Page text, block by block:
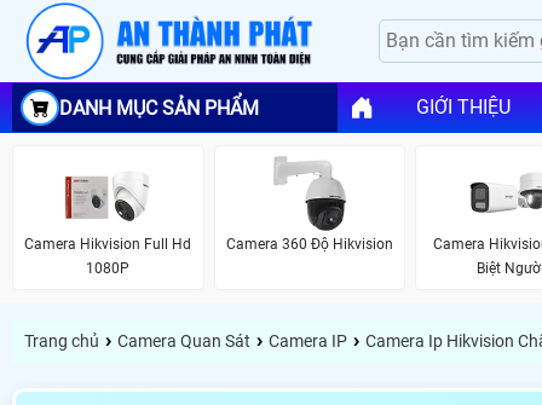
DANH MỤC SẢN PHẨM GIỚI THIỆU
Camera Hikvision Full Hd
1080P
Camera 360 Độ Hikvision
Camera
Biệt Người
Trang chủ › Camera Quan Sát › Camera IP › Camera Ip Hikvision